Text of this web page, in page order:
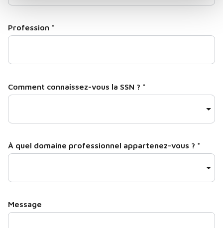
Profession *
Comment connaissez-vous la SSN ? *
À quel domaine professionnel appartenez-vous ? *
Message